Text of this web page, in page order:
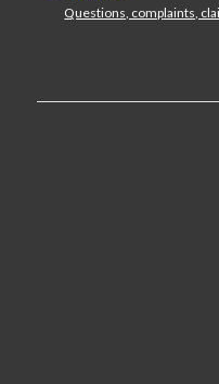
Questions, complaints,